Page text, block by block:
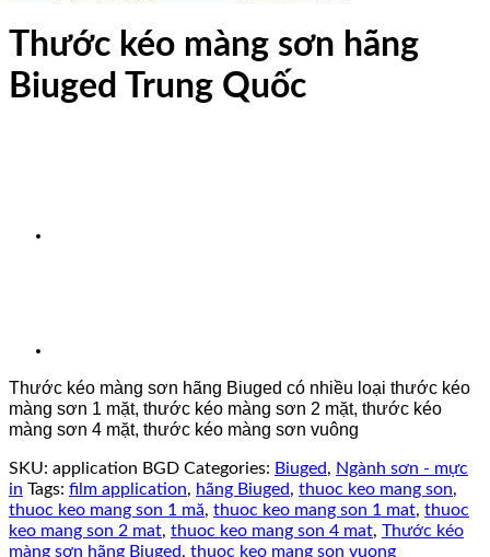
Thước kéo màng sơn hãng
Biuged Trung Quốc
Thước kéo màng sơn hãng Biuged có nhiều loại thước kéo
màng sơn 1 mặt, thước kéo màng sơn 2 mặt, thước kéo
màng sơn 4 mặt, thước kéo màng sơn vuông
SKU: application BGD Categories: Biuged, Ngành sơn - mực
in Tags: film application, hãng Biuged, thuoc keo mang son,
thuoc keo mang son 1 mă, thuoc keo mang son 1 mat, thuoc
keo mang son 2 mat, thuoc keo mang son 4 mat, Thước kéo
màng sơn hãng Biuged, thuoc keo mang son vuong